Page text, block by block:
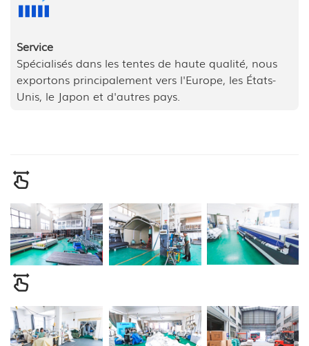
Service
Spécialisés dans les tentes de haute qualité, nous
exportons principalement vers l'Europe, les États-
Unis, le Japon et d'autres pays.